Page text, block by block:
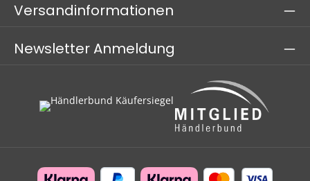
Versandinformationen
Newsletter Anmeldung